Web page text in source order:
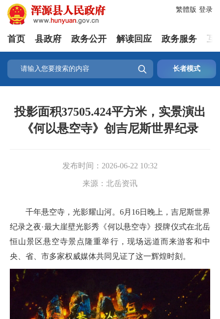
登录
繁體版
首页 县政府 政务公开 解读回应 政务服务 互
 长者模式
投影面积37505.424平方米，实景演出
《何以悬空寺》创吉尼斯世界纪录
发布时间： 2026-06-22 10:32
来源： 北岳资讯
千年悬空寺，光影耀山河。6月16日晚上，吉尼斯世界
纪录之夜·最大崖壁光影秀《何以悬空寺》授牌仪式在北岳
恒山景区悬空寺景点隆重举行，现场远道而来游客和中
央、省、市多家权威媒体共同见证了这一辉煌时刻。